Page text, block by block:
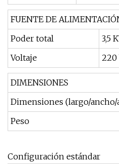
FUENTE DE
Poder total
3,5
Voltaje
220
DIMENSIONES
Dimensiones (largo/ancho/
Peso
Configuración estándar